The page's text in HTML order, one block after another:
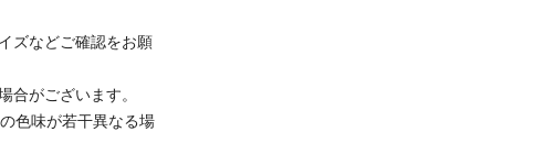
ズなどご確認をお願
がございます。
色味が若干異なる場